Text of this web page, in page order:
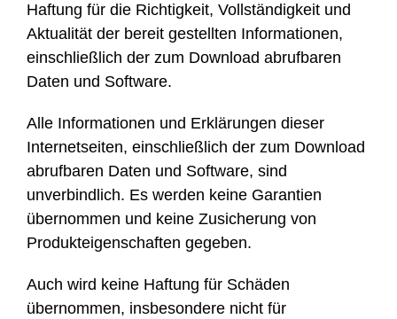
Haftung für die Richtigkeit, Vollständigkeit und
Aktualität der bereit gestellten Informationen,
einschließlich der zum Download abrufbaren
Daten und Software.
Alle Informationen und Erklärungen dieser
Internetseiten, einschließlich der zum Download
abrufbaren Daten und Software, sind
unverbindlich. Es werden keine Garantien
übernommen und keine Zusicherung von
Produkteigenschaften gegeben.
Auch wird keine Haftung für Schäden
übernommen, insbesondere nicht für